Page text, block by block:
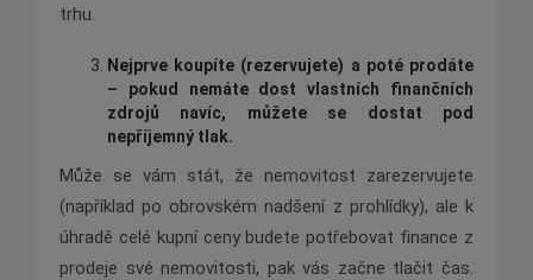
trhu.
Nejprve koupíte (rezervujete) a poté prodáte
– pokud nemáte dost vlastních finančních
zdrojů navíc, můžete se dostat pod
nepříjemný tlak.
Může se vám stát, že nemovitost zarezervujete
(například po obrovském nadšení z prohlídky), ale k
úhradě celé kupní ceny budete potřebovat finance z
prodeje své nemovitosti, pak vás začne tlačit čas.